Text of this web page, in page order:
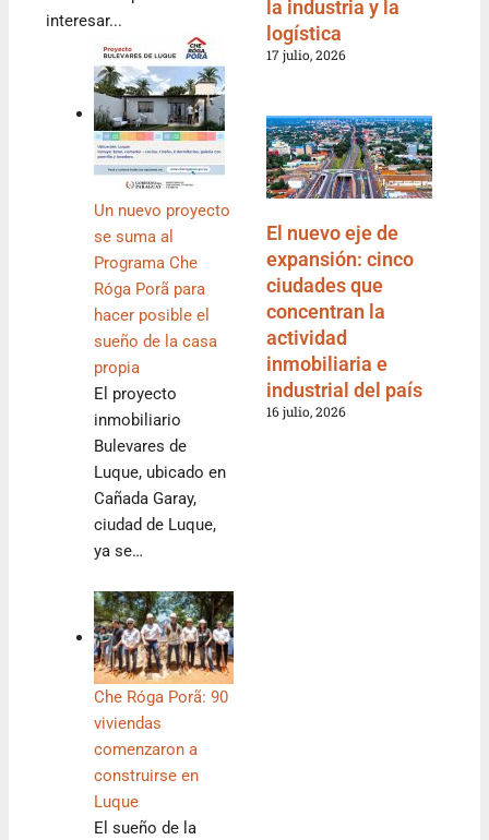
interesar...
Un nuevo proyecto
se suma al
Programa Che
Róga Porã para
hacer posible el
sueño de la casa
propia
El proyecto
inmobiliario
Bulevares de
Luque, ubicado en
Cañada Garay,
ciudad de Luque,
ya se…
Che Róga Porã: 90
viviendas
comenzaron a
construirse en
Luque
El sueño de la
la industria y la
logística
17 julio, 2026
El nuevo eje de
expansión: cinco
ciudades que
concentran la
actividad
inmobiliaria e
industrial del país
16 julio, 2026